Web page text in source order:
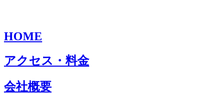
HOME
アクセス・料金
会社概要